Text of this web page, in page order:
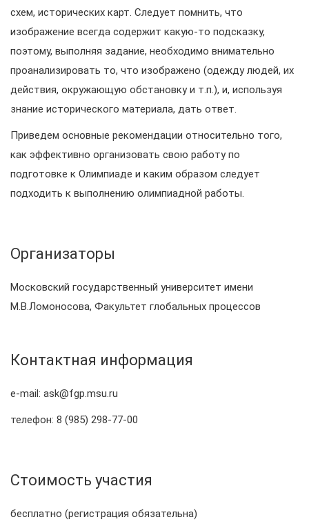
схем, исторических карт. Следует помнить, что
изображение всегда содержит какую-то подсказку,
поэтому, выполняя задание, необходимо внимательно
проанализировать то, что изображено (одежду людей, их
действия, окружающую обстановку и т.п.), и, используя
знание исторического материала, дать ответ.
Приведем основные рекомендации относительно того,
как эффективно организовать свою работу по
подготовке к Олимпиаде и каким образом следует
подходить к выполнению олимпиадной работы.
Организаторы
Московский государственный университет имени
М.В.Ломоносова, Факультет глобальных процессов
Контактная информация
e-mail: ask@fgp.msu.ru
телефон: 8 (985) 298-77-00
Стоимость участия
бесплатно (регистрация обязательна)